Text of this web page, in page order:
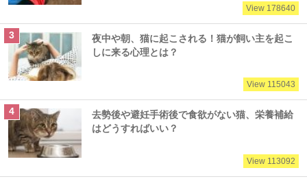
View 178640
夜中や朝、猫に起こされる！猫が飼い主を起こ
しに来る心理とは？
View 115043
去勢後や避妊手術後で食欲がない猫、栄養補給
はどうすればいい？
View 113092